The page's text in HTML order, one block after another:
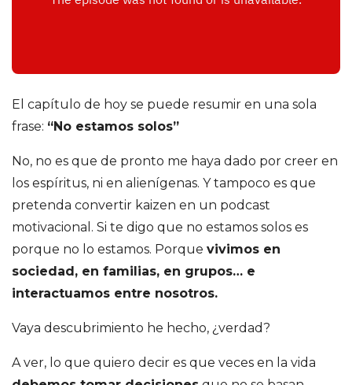
g
u
e
z
d
e
S
a
n
El capítulo de hoy se puede resumir en una sola
frase: “No estamos solos”
No, no es que de pronto me haya dado por creer en
los espíritus, ni en alienígenas. Y tampoco es que
pretenda convertir kaizen en un podcast
motivacional. Si te digo que no estamos solos es
porque no lo estamos. Porque vivimos en
sociedad, en familias, en grupos… e
interactuamos entre nosotros.
Vaya descubrimiento he hecho, ¿verdad?
A ver, lo que quiero decir es que veces en la vida